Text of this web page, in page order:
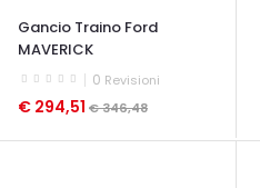
Gancio Traino Ford
MAVERICK
0 Revisioni
€ 294,51 € 346,48